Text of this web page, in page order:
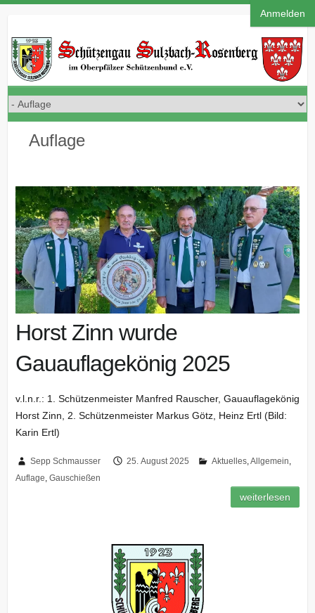
Anmelden
Auflage
Horst Zinn wurde
Gauauflagekönig 2025
v.l.n.r.: 1. Schützenmeister Manfred Rauscher, Gauauflagekönig
Horst Zinn, 2. Schützenmeister Markus Götz, Heinz Ertl (Bild:
Karin Ertl)
Sepp Schmausser 25. August 2025 Aktuelles,Allgemein,
Auflage, Gauschießen
weiterlesen